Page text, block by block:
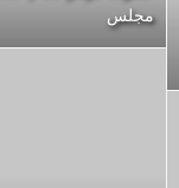
مجلس